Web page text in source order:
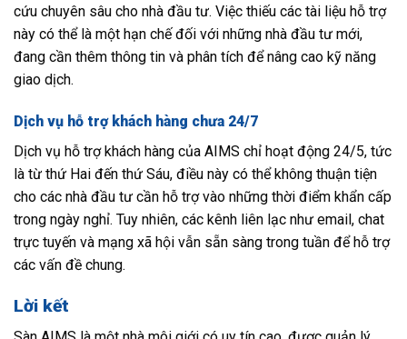
cứu chuyên sâu cho nhà đầu tư. Việc thiếu các tài liệu hỗ trợ
này có thể là một hạn chế đối với những nhà đầu tư mới,
đang cần thêm thông tin và phân tích để nâng cao kỹ năng
giao dịch.
Dịch vụ hỗ trợ khách hàng chưa 24/7
Dịch vụ hỗ trợ khách hàng của AIMS chỉ hoạt động 24/5, tức
là từ thứ Hai đến thứ Sáu, điều này có thể không thuận tiện
cho các nhà đầu tư cần hỗ trợ vào những thời điểm khẩn cấp
trong ngày nghỉ. Tuy nhiên, các kênh liên lạc như email, chat
trực tuyến và mạng xã hội vẫn sẵn sàng trong tuần để hỗ trợ
các vấn đề chung.
Lời kết